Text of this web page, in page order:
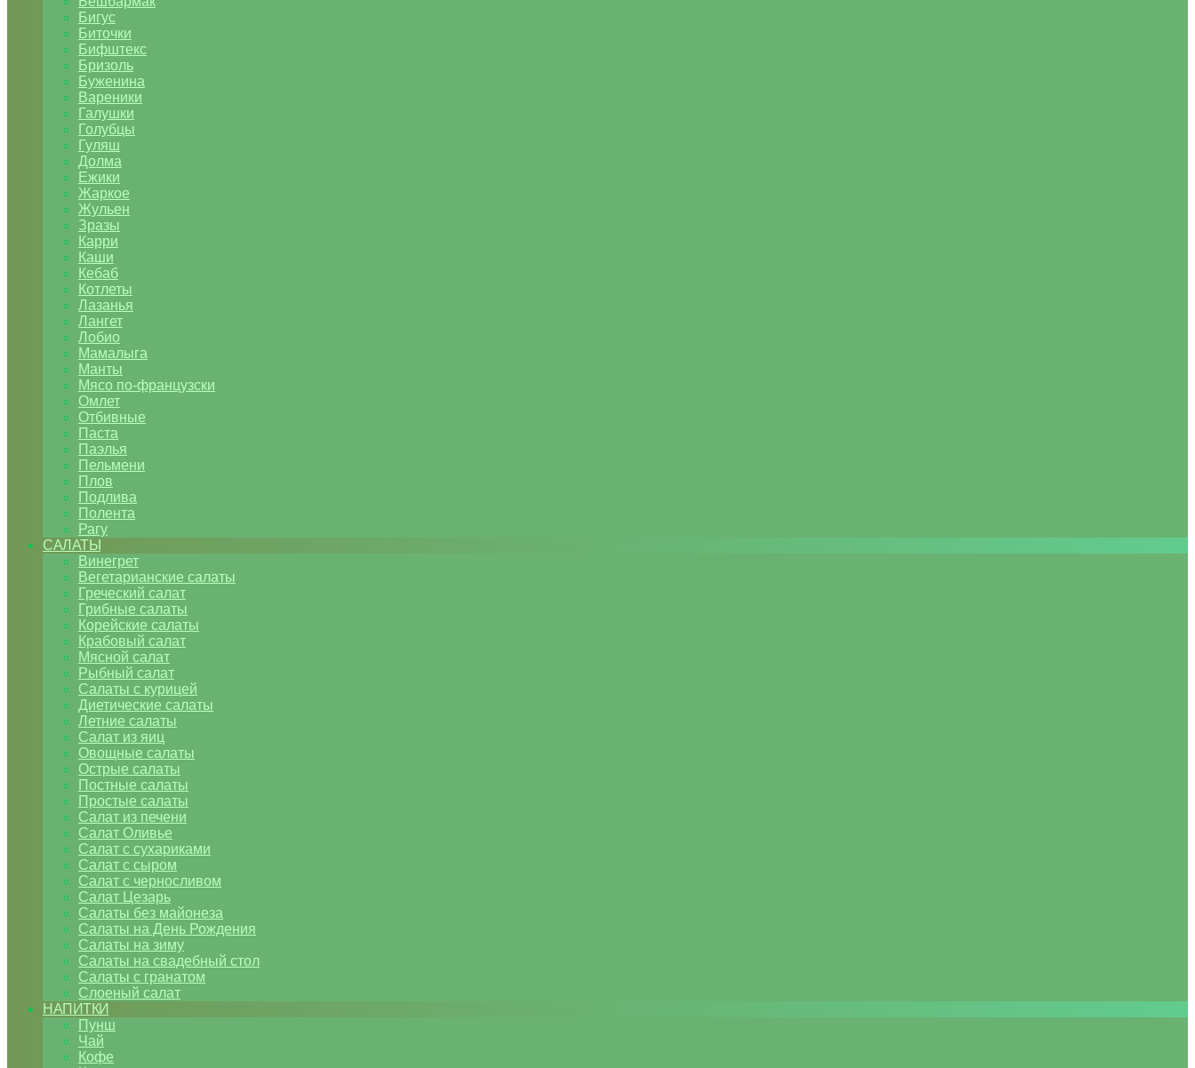
Бигус
Биточки
Бифштекс
Бризоль
Буженина
Вареники
Галушки
Голубцы
Гуляш
Долма
Ежики
Жаркое
Жульен
Зразы
Карри
Каши
Кебаб
Котлеты
Лазанья
Лангет
Лобио
Мамалыга
Манты
Мясо по-французски
Омлет
Отбивные
Паста
Паэлья
Пельмени
Плов
Подлива
Полента
Рагу
САЛАТЫ
Винегрет
Вегетарианские салаты
Греческий салат
Грибные салаты
Корейские салаты
Крабовый салат
Мясной салат
Рыбный салат
Салаты с курицей
Диетические салаты
Летние салаты
Салат из яиц
Овощные салаты
Острые салаты
Постные салаты
Простые салаты
Салат из печени
Салат Оливье
Салат с сухариками
Салат с сыром
Салат с черносливом
Салат Цезарь
Салаты без майонеза
Салаты на День Рождения
Салаты на зиму
Салаты на свадебный стол
Салаты с гранатом
Слоеный салат
НАПИТКИ
Пунш
Чай
Кофе